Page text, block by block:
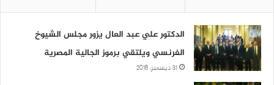
الدكتور علي عبد العال يزور مجلس الشيوخ
الفرنسي ويلتقي برموز الجالية المصرية
31 ديسمبر، 2018